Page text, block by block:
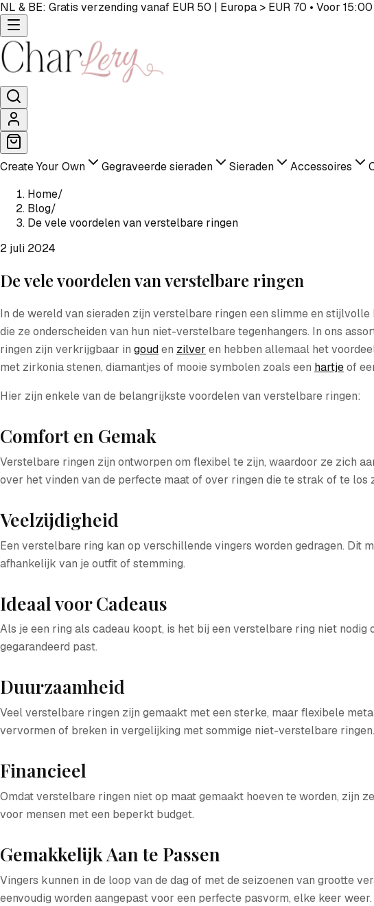
NL & BE: Gratis verzending vanaf EUR 50 | Europa > EUR 70 • Voor
Create Your Own Gegraveerde sieraden Sieraden Accessoires
Home/
Blog/
De vele voordelen van verstelbare ringen
2 juli 2024
De vele voordelen van verstelbare ringen
In de wereld van sieraden zijn verstelbare ringen een slimme en
die ze onderscheiden van hun niet-verstelbare tegenhangers. In ons
ringen zijn verkrijgbaar in gouden zilver en hebben allemaal het
met zirkonia stenen, diamantjes of mooie symbolen zoals een hartjeof
Hier zijn enkele van de belangrijkste voordelen van verstelbare ringen:
Comfort en Gemak
Verstelbare ringen zijn ontworpen om flexibel te zijn, waardoor ze zich
over het vinden van de perfecte maat of over ringen die te strak of te los
Veelzijdigheid
Een verstelbare ring kan op verschillende vingers worden gedragen. Dit
afhankelijk van je outfit of stemming.
Ideaal voor Cadeaus
Als je een ring als cadeau koopt, is het bij een verstelbare ring niet
gegarandeerd past.
Duurzaamheid
Veel verstelbare ringen zijn gemaakt met een sterke, maar flexibele
vervormen of breken in vergelijking met sommige niet-verstelbare ringen.
Financieel
Omdat verstelbare ringen niet op maat gemaakt hoeven te worden, zijn
voor mensen met een beperkt budget.
Gemakkelijk Aan te Passen
Vingers kunnen in de loop van de dag of met de seizoenen van grootte
eenvoudig worden aangepast voor een perfecte pasvorm, elke keer weer.